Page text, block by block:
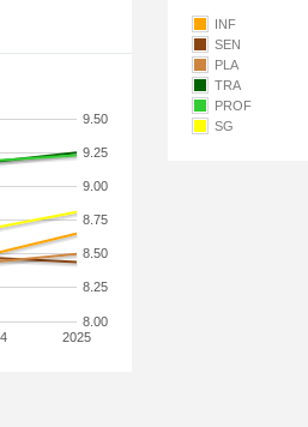
2025
8.00
8.25
8.50
8.75
9.00
9.25
9.50
INF
SEN
PLA
TRA
PROF
SG